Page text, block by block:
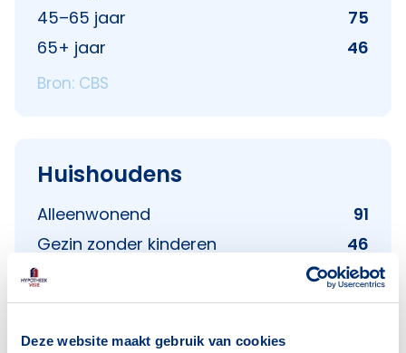
Deze website maakt gebruik van cookies
45–65 jaar
75
65+ jaar
46
Bron: CBS
Huishoudens
Alleenwonend
91
Gezin zonder kinderen
46
Gezin met kinderen
28
Bron: CBS